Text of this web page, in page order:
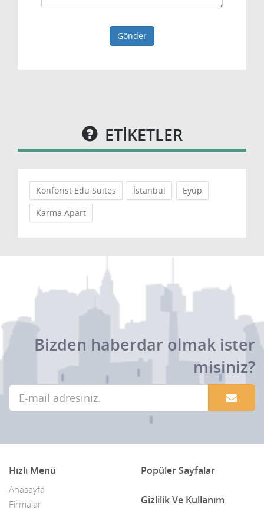
Gönder
ETİKETLER
Konforist Edu Suites İstanbul
Eyüp
Karma Apart
Bizden haberdar olmak ister
misiniz?
Hızlı Menü
Anasayfa
Firmalar
Popüler Sayfalar
Gizlilik Ve Kullanım